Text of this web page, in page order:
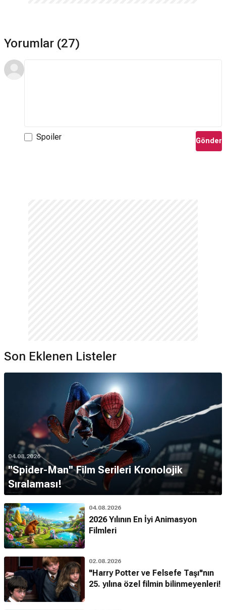
Yorumlar (27)
Spoiler Gönder
Son Eklenen Listeler
04.08.2026
''Spider-Man'' Film Serileri Kronolojik
Sıralaması!
04.08.2026
2026 Yılının En İyi Animasyon
Filmleri
02.08.2026
"Harry Potter ve Felsefe Taşı"nın
25. yılına özel filmin bilinmeyenleri!